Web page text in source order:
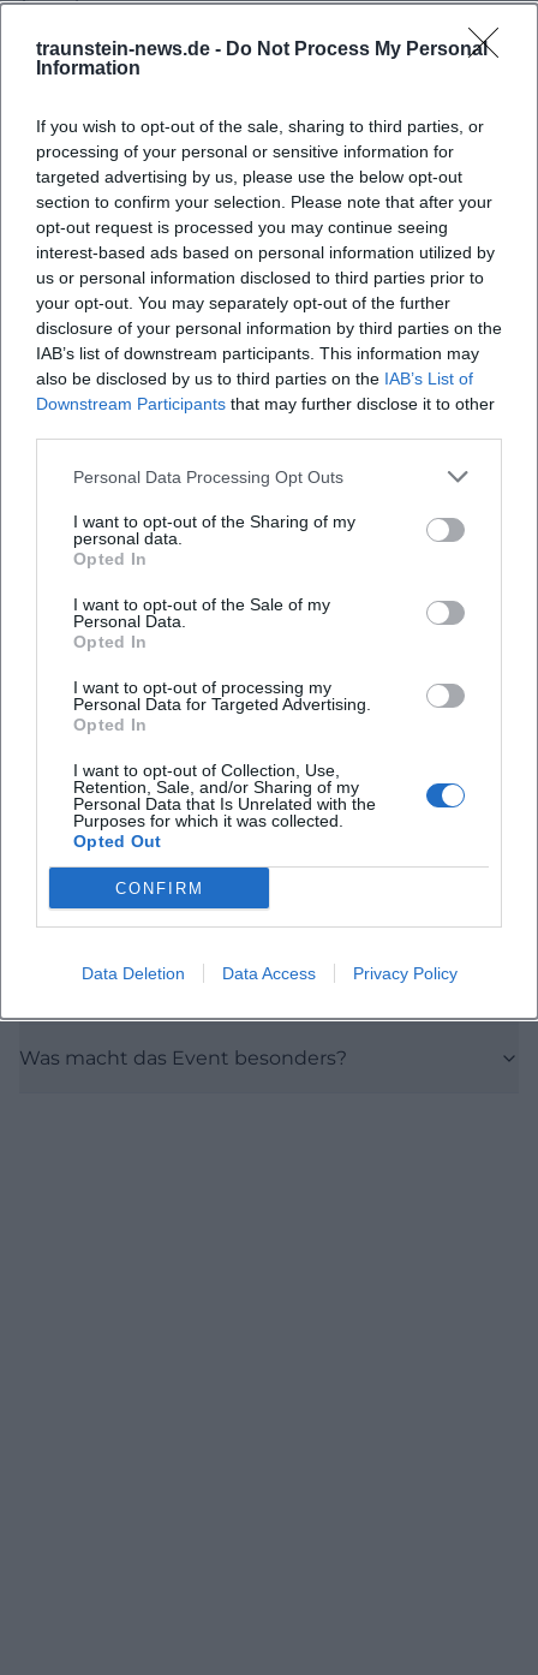
traunstein-news.de - Do Not Process My Personal
Information
If you wish to opt-out of the sale, sharing to third parties, or
processing of your personal or sensitive information for
targeted advertising by us, please use the below opt-out
section to confirm your selection. Please note that after your
opt-out request is processed you may continue seeing
interest-based ads based on personal information utilized by
us or personal information disclosed to third parties prior to
your opt-out. You may separately opt-out of the further
disclosure of your personal information by third parties on the
IAB’s list of downstream participants. This information may
also be disclosed by us to third parties on the IAB’s List of
Downstream Participants that may further disclose it to other
Personal Data Processing Opt Outs
I want to opt-out of the Sharing of my
personal data.
Opted In
I want to opt-out of the Sale of my
Personal Data.
Opted In
I want to opt-out of processing my
Personal Data for Targeted Advertising.
Opted In
I want to opt-out of Collection, Use,
Retention, Sale, and/or Sharing of my
Personal Data that Is Unrelated with the
Purposes for which it was collected.
Opted Out
CONFIRM
Data Deletion Data Access Privacy Policy
Traunstein
Chiemgau24 - Traunstein: Italienische Nacht findet statt
Map unavailable
Open in Google Maps
Häufig gestellte Fragen
Wann beginnt die Italienische Nacht & Vespa
Treffen 2026?
Wo findet die Veranstaltung statt?
Gibt es ein Programm mit Vespas?
Wer sorgt für die Musik?
Ist die Veranstaltung ein Open-Air-Event?
Was macht das Event besonders?